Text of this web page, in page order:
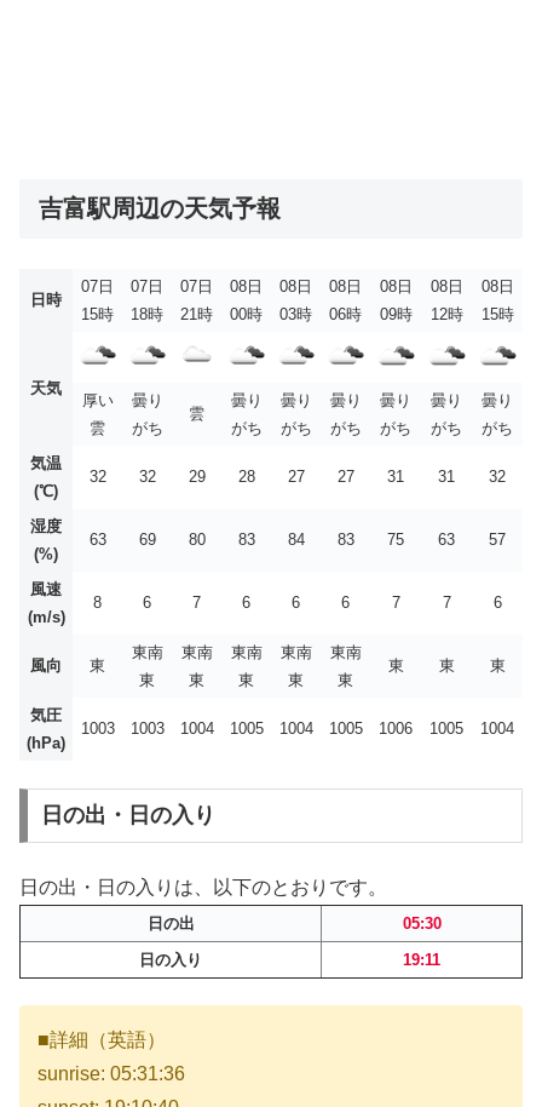
吉富駅周辺の天気予報
日時
07日
15時
07日
18時
07日
21時
08日
00時
08日
03時
08日
06時
08日
09時
08日
12時
08日
15時
天気
厚い
雲
曇り
がち
雲
曇り
がち
曇り
がち
曇り
がち
曇り
がち
曇り
がち
曇り
がち
気温
(℃)
32 32 29 28 27 27 31 31 32
湿度
(%)
63 69 80 83 84 83 75 63 57
風速
(m/s)
8 6 7 6 6 6 7 7 6
風向 東
東南
東
東南
東
東南
東
東南
東
東南
東
東 東 東
気圧
(hPa)
1003 1003 1004 1005 1004 1005 1006 1005 1004
日の出・日の入り
日の出・日の入りは、以下のとおりです。
日の出
05:30
日の入り
19:11
■詳細（英語）
sunrise: 05:31:36